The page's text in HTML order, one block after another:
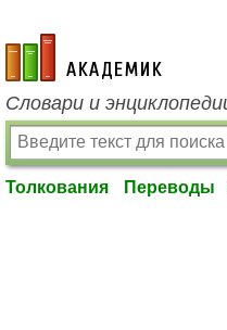
academic.ru
Словари и
Толкования Переводы